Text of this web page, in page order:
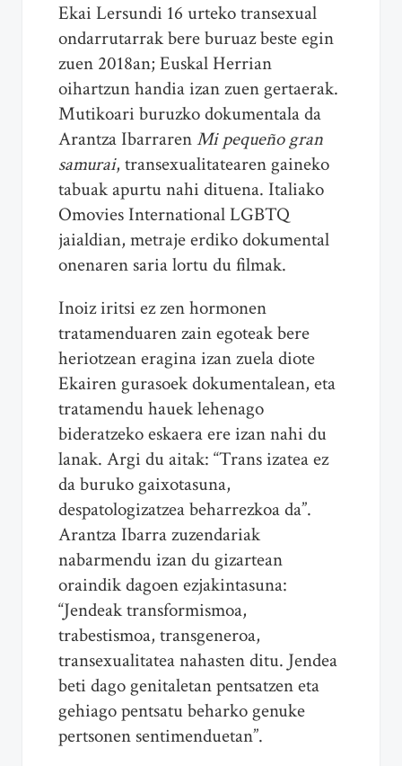
Ekai Lersundi 16 urteko transexual
ondarrutarrak bere buruaz beste egin
zuen 2018an; Euskal Herrian
oihartzun handia izan zuen gertaerak.
Mutikoari buruzko dokumentala da
Arantza IbarrarenMi pequeño gran
samurai, transexualitatearen gaineko
tabuak apurtu nahi dituena. Italiako
Omovies International LGBTQ
jaialdian, metraje erdiko dokumental
onenaren saria lortu du filmak.
Inoiz iritsi ez zen hormonen
tratamenduaren zain egoteak bere
heriotzean eragina izan zuela diote
Ekairen gurasoek dokumentalean, eta
tratamendu hauek lehenago
bideratzeko eskaera ere izan nahi du
lanak. Argi du aitak: “Trans izatea ez
da buruko gaixotasuna,
despatologizatzea beharrezkoa da”.
Arantza Ibarra zuzendariak
nabarmendu izan du gizartean
oraindik dagoen ezjakintasuna:
“Jendeak transformismoa,
trabestismoa, transgeneroa,
transexualitatea nahasten ditu. Jendea
beti dago genitaletan pentsatzen eta
gehiago pentsatu beharko genuke
pertsonen sentimenduetan”.